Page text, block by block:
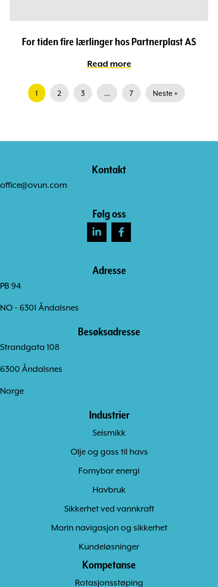
For tiden fire lærlinger hos Partnerplast AS
Read more
1 2 3 ... 7 Neste »
Kontakt
office@ovun.com
Følg oss
Adresse
PB 94
NO - 6301 Åndalsnes
Besøksadresse
Strandgata 108
6300 Åndalsnes
Norge
Industrier
Seismikk
Olje og gass til havs
Fornybar energi
Havbruk
Sikkerhet ved vannkraft
Marin navigasjon og sikkerhet
Kundeløsninger
Kompetanse
Rotasjonsstøping